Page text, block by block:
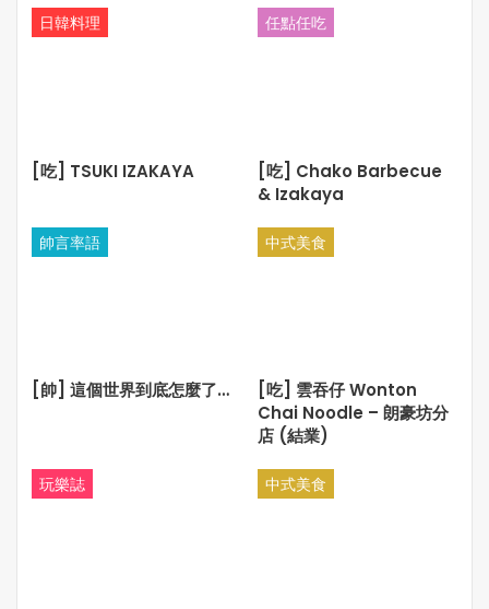
重點竟是 Tom Cruise 那個由人而變的妖, 整個劇情設計便來
得有點無聊, 那個 Mummy 花了如此篇幅落得並不重要的故
如果硬要和舊 The Mummy 相比, 2017年版強于有 Tom
Cruise 如此大牌的卡士和現代先進的 CG 特技視效, CG 進步
對於 Tom Cruise, 實在不能不佩服他, 雖然已有老態, 但無論
某程度上, 這只是另一部由靚佬湯賣力演出的 Mission
Impossible 了吧, 一衆靚佬湯迷會很滿足……
暑期的揭幕大片, 2017版 The Mummy 有大明星、大製作、
日韓料理
[吃] TSUKI IZAKAYA
任點任吃
[吃] Chako Barbecue
& Izakaya
帥言率語
[帥] 這個世界到底怎麼了…
中式美食
[吃] 雲吞仔 Wonton
Chai Noodle – 朗豪坊分
店 (結業)
玩樂誌 中式美食